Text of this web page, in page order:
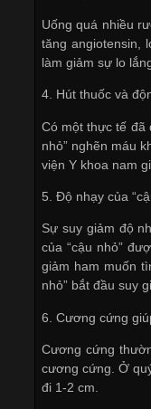
Uống quá nhiều
tăng angiotensin,
làm giảm sự lo
4. Hút thuốc và
Có một thực tế đã
nhỏ” nghẽn máu
viện Y khoa nam
5. Độ nhạy của
Sự suy giảm độ
của “cậu nhỏ”
giảm ham muốn
nhỏ” bắt đầu suy
6. Cương cứng
Cương cứng
cương cứng. Ở
đi 1-2 cm.